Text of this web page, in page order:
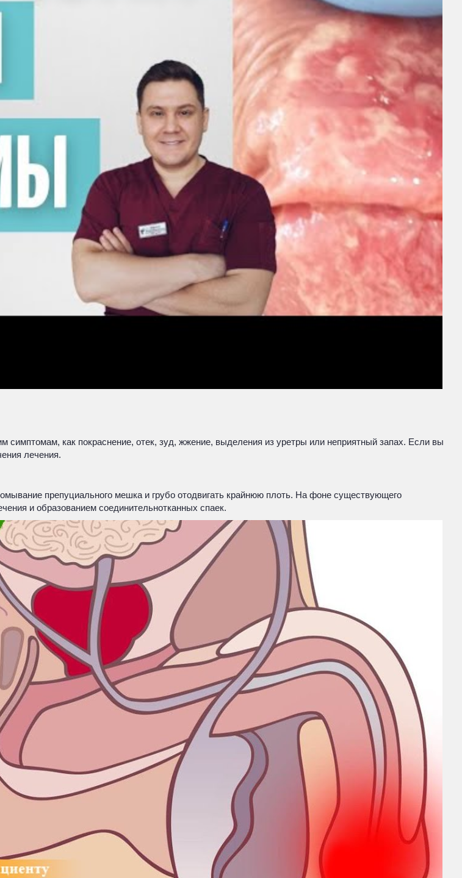
симптомам, как покраснение, отек, зуд, жжение, выделения из уретры или неприятный запах. Если вы
лечения.
препуциального мешка и грубо отодвигать крайнюю плоть. На фоне существующего
и образованием соединительнотканных спаек.